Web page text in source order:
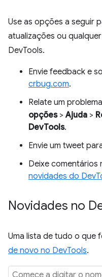
Use as opções a seguir
atualizações ou
DevTools.
Envie feedback e
crbug.com.
Relate um
opções>Ajuda >
DevTools.
Envie um tweet
Deixe comentários
novidades do
Novidades no
Uma lista de tudo o que
de novo no DevTools.